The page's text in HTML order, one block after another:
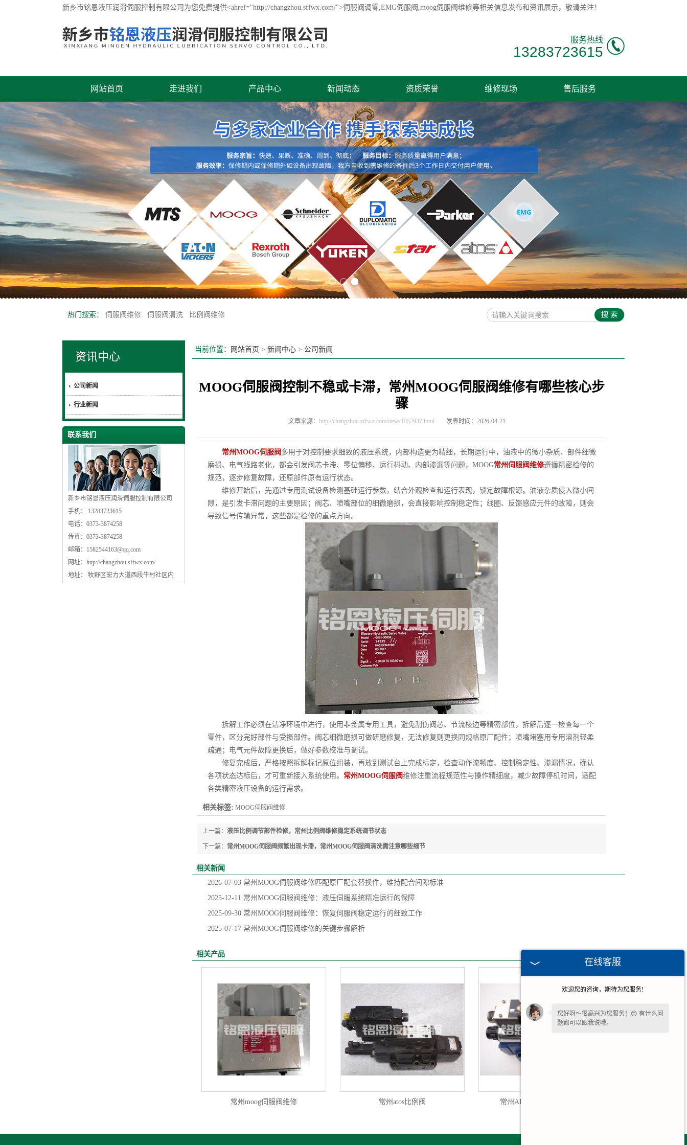
新乡市铭恩液压润滑伺服控制有限公司为您免费提供<ahref="http://changzhou.sffwx.com/">伺服阀调零,EMG伺服阀,moog伺服阀维修等相关信息发布和资讯展示，敬请关注！
服务热线
13283723615
网站首页 走进我们 产品中心 新闻动态 资质荣誉 维修现场 售后服务
热门搜索： 伺服阀维修 伺服阀清洗 比例阀维修
资讯中心
公司新闻
行业新闻
联系我们
新乡市铭恩液压润滑伺服控制有限公司
手机： 13283723615
电话：0373-3874258
传真：0373-3874258
邮箱： 1582544163@qq.com
网址： http://changzhou.sffwx.com/
地址： 牧野区宏力大道西段牛村社区内
当前位置： 网站首页 > 新闻中心 > 公司新闻
MOOG伺服阀控制不稳或卡滞，常州MOOG伺服阀维修有哪些核心步
骤
文章来源： http://changzhou.sffwx.com/news1052937.html 发表时间：2026-04-21
常州MOOG伺服阀 多用于对控制要求细致的液压系统，内部构造更为精细，长期运行中，油液中的微小杂质、部件细微
磨损、电气线路老化，都会引发阀芯卡滞、零位偏移、运行抖动、内部渗漏等问题，MOOG常州伺服阀维修遵循精密检修的
规范，逐步修复故障，还原部件原有运行状态。
维修开始后，先通过专用测试设备检测基础运行参数，结合外观检查和运行表现，锁定故障根源。油液杂质侵入微小间
隙，是引发卡滞问题的主要原因；阀芯、喷嘴部位的细微磨损，会直接影响控制稳定性；线圈、反馈感应元件的故障，则会
导致信号传输异常，这些都是检修的重点方向。
拆解工作必须在洁净环境中进行，使用非金属专用工具，避免刮伤阀芯、节流棱边等精密部位，拆解后逐一检查每一个
零件，区分完好部件与受损部件。阀芯细微磨损可做研磨修复，无法修复则更换同规格原厂配件；喷嘴堵塞用专用溶剂轻柔
疏通；电气元件故障更换后，做好参数校准与调试。
修复完成后，严格按照拆解标记原位组装，再放到测试台上完成标定，检查动作流畅度、控制稳定性、渗漏情况，确认
各项状态达标后，才可重新接入系统使用。 常州MOOG伺服阀维修注重流程规范性与操作精细度，减少故障停机时间，适配
各类精密液压设备的运行需求。
相关标签: MOOG伺服阀维修
上一篇： 液压比例调节部件检修，常州比例阀维修稳定系统调节状态
下一篇： 常州MOOG伺服阀频繁出现卡滞，常州MOOG伺服阀清洗需注意哪些细节
相关新闻
2026-07-03 常州MOOG伺服阀维修匹配原厂配套替换件，维持配合间隙标准
2025-12-11 常州MOOG伺服阀维修：液压伺服系统精准运行的保障
2025-09-30 常州MOOG伺服阀维修：恢复伺服阀稳定运行的细致工作
2025-07-17 常州MOOG伺服阀维修的关键步骤解析
相关产品
常州moog伺服阀维修 常州atos比例阀 常州ARGO-HYTOS比例阀
在线客服
欢迎您的咨询，期待为您服务!
您好呀～很高兴为您服务！😊 有什么问
题都可以跟我说哦。